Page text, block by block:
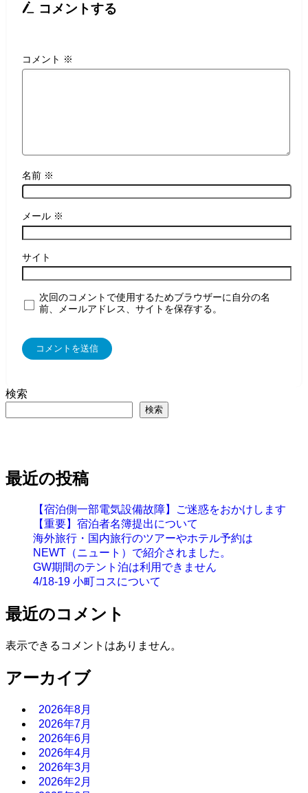
コメントする
コメント ※
名前 ※
メール ※
サイト
次回のコメントで使用するためブラウザーに自分の名
前、メールアドレス、サイトを保存する。
検索
検索
最近の投稿
【宿泊側一部電気設備故障】ご迷惑をおかけします
【重要】宿泊者名簿提出について
海外旅行・国内旅行のツアーやホテル予約は
NEWT（ニュート）で紹介されました。
GW期間のテント泊は利用できません
4/18-19 小町コスについて
最近のコメント
表示できるコメントはありません。
アーカイブ
2026年8月
2026年7月
2026年6月
2026年4月
2026年3月
2026年2月